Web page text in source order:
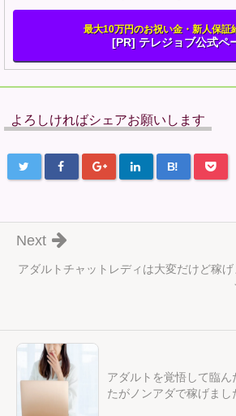
最大10万円のお祝い金・新人保証
[PR] テレジョブ公式ペ
よろしければシェアお願いします
B!
アダルトチャットレディは大変だけど稼げ
Next
アダルトを覚悟して臨
たがノンアダで稼げまし